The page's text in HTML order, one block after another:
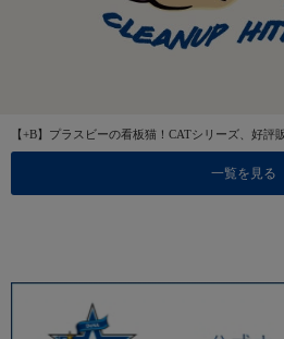
【+B】プラスビーの看板猫！CATシリーズ、好評
一覧を見る